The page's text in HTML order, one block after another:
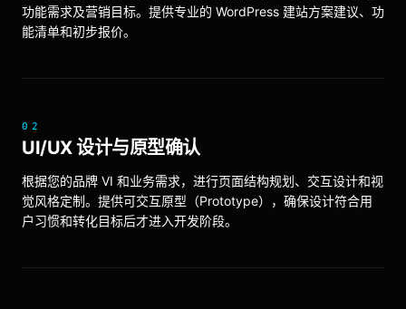
功能需求及营销目标。提供专业的 WordPress 建站方案建议、功
能清单和初步报价。
02
UI/UX 设计与原型确认
根据您的品牌 VI 和业务需求，进行页面结构规划、交互设计和视
觉风格定制。提供可交互原型（Prototype），确保设计符合用
户习惯和转化目标后才进入开发阶段。